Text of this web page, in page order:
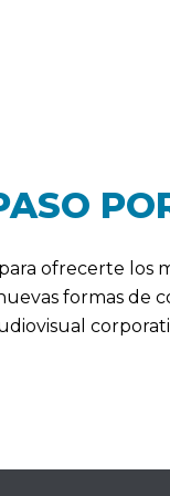
ofrecerte los
formas de